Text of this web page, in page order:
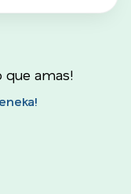
que amas!